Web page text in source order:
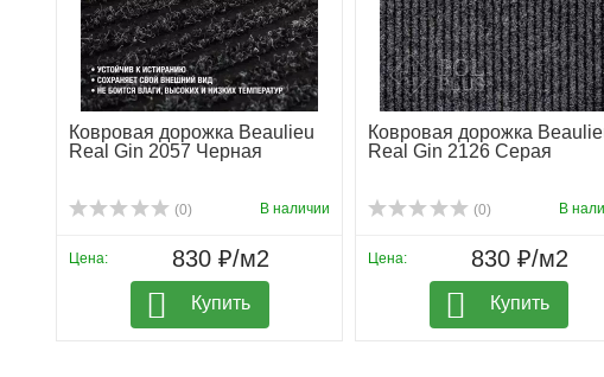
Ковровая дорожка Beaulieu
Real Gin 2057 Черная
(0) В наличии
Цена: 830 ₽/м2
Купить
Ковровая дорожка
Real Gin 2126 Серая
(0) В
Цена: 830 ₽/м2
Купить